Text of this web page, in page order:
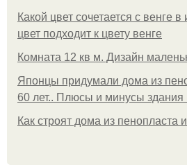
Какой цвет сочетается с венге
цвет подходит к цвету венге
Комната 12 кв м. Дизайн
Японцы придумали дома из
60 лет.. Плюсы и минусы здания
Как строят дома из пенопласта